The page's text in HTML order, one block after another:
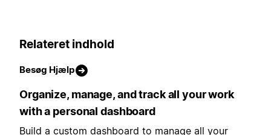
Relateret indhold
Besøg Hjælp
Organize, manage, and track all your work
with a personal dashboard
Build a custom dashboard to manage all your